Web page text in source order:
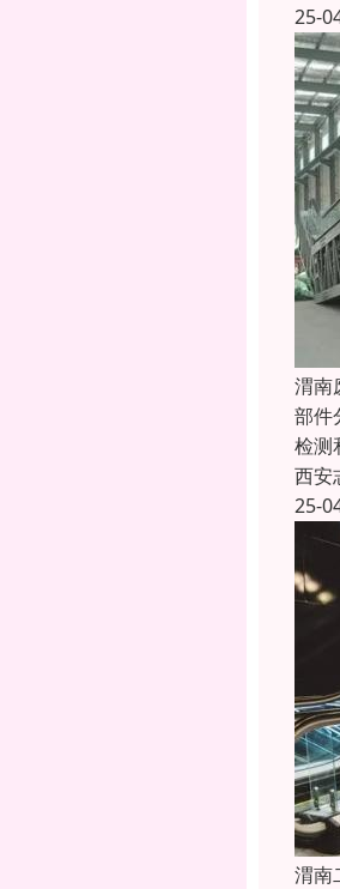
25-
渭南
部件
检测
西安
25-
渭南